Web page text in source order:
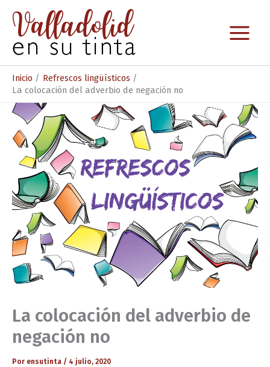
contenido
Inicio
Refrescos lingüísticos
La colocación del adverbio de negación no
La colocación del adverbio de
negación no
Por ensutinta / 4 julio, 2020